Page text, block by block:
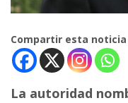
Compartir esta noticia
La autoridad